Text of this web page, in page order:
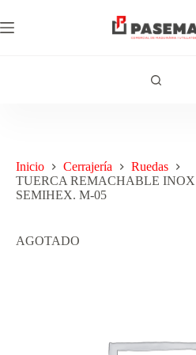
Inicio Cerrajería
Ruedas
TUERCA REMACHABLE
SEMIHEX. M-05
AGOTADO